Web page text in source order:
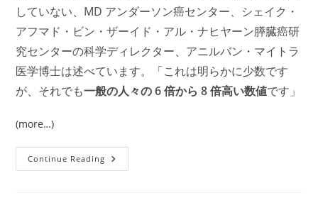
していない、MD アンダーソン癌センター、シェイク・
アフマド・ビン・ザーイド・アル・ナヒヤーン膵臓癌研
究センターの科学ディレクター、アニルバン・マイトラ
医学博士は述べています。「これは明らかに少数です
が、それでも一般の人々の 6 倍から 8 倍高い数値です」
(more…)
Continue Reading PanCAN:
糖